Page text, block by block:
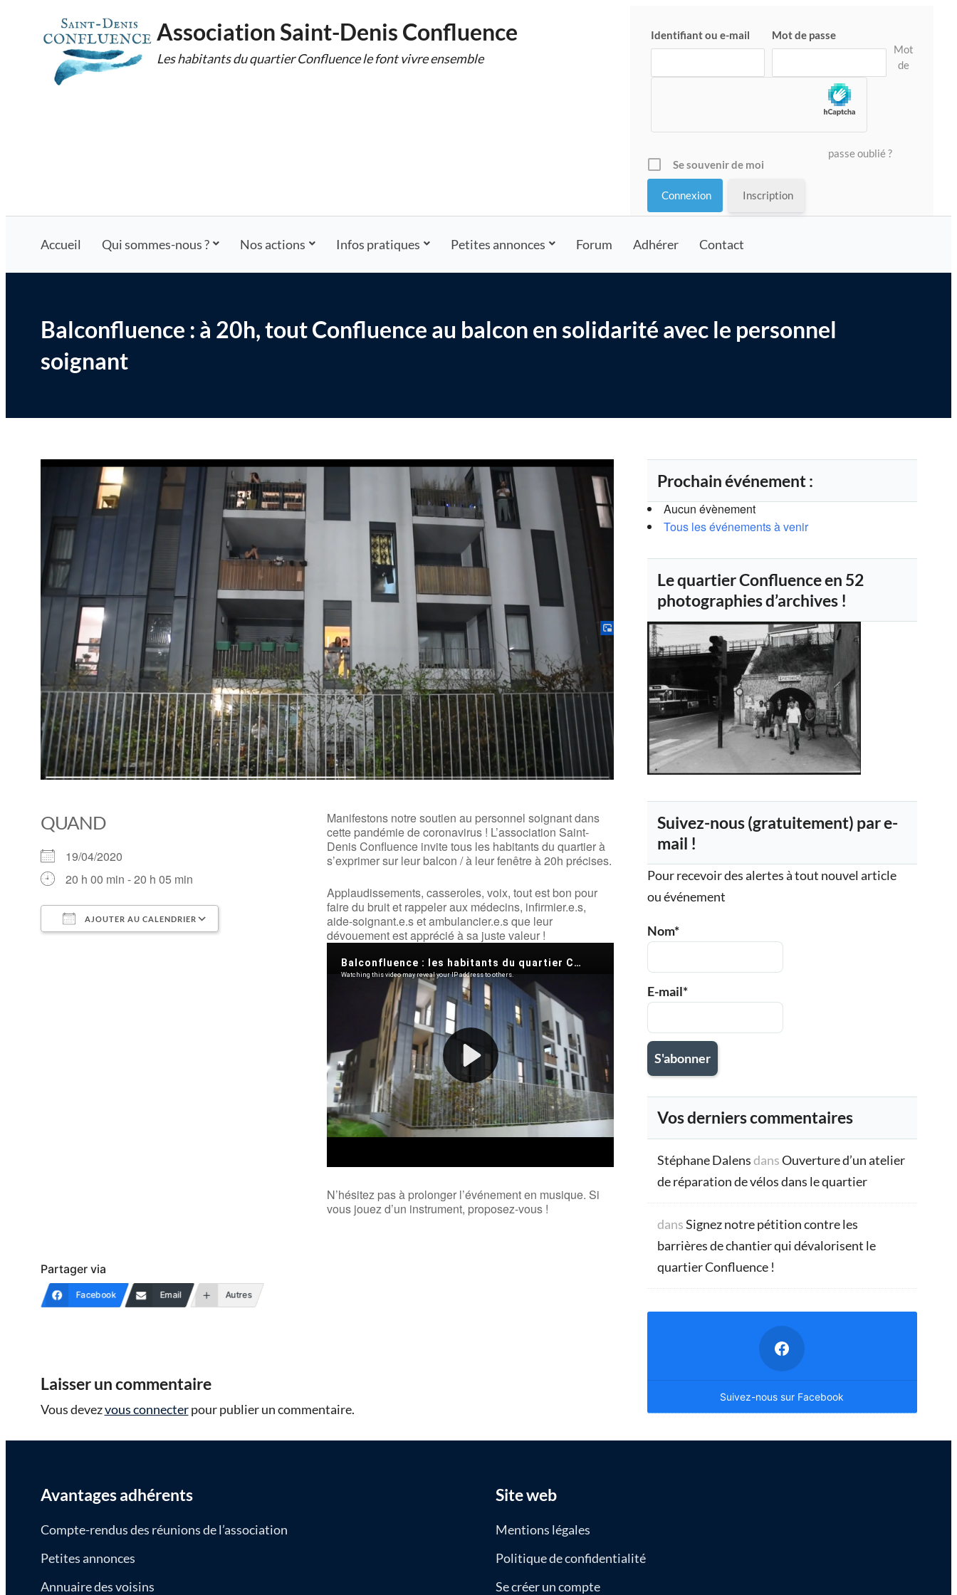
Association Saint-Denis Confluence
Les habitants du quartier Confluence le font vivre ensemble
Identifiant ou e-mail Mot de passe
Se souvenir de moi
Inscription
Mot
de
passe oublié ?
Accueil Qui sommes-nous ? Nos actions Infos pratiques Petites annonces Forum Adhérer Contact
Balconfluence : à 20h, tout Confluence au balcon en solidarité avec le personnel
soignant
QUAND
19/04/2020
20 h 00 min - 20 h 05 min
AJOUTER AU CALENDRIER
iCalendar Office 365 Outlook Live
Manifestons notre soutien au personnel soignant dans
cette pandémie de coronavirus ! L’association Saint-
Denis Confluence invite tous les habitants du quartier à
s’exprimer sur leur balcon / à leur fenêtre à 20h précises.
Applaudissements, casseroles, voix, tout est bon pour
faire du bruit et rappeler aux médecins, infirmier.e.s,
aide-soignant.e.s et ambulancier.e.s que leur
dévouement est apprécié à sa juste valeur !
N’hésitez pas à prolonger l’événement en musique. Si
vous jouez d’un instrument, proposez-vous !
Partager via
Facebook Email Autres
Laisser un commentaire
Vous devezvous connecterpour publier un commentaire.
Prochain événement :
Aucun évènement
Tous les événements à venir
Le quartier Confluence en 52
photographies d’archives !
Suivez-nous (gratuitement) par e-
mail !
Pour recevoir des alertes à tout nouvel article
ou événement
Nom*
E-mail*
Vos derniers commentaires
Stéphane DalensdansOuverture d’un atelier
de réparation de vélos dans le quartier
dansSignez notre pétition contre les
barrières de chantier qui dévalorisent le
quartier Confluence !
Suivez-nous sur Facebook
Avantages adhérents
Compte-rendus des réunions de l’association
Petites annonces
Annuaire des voisins
Site web
Mentions légales
Politique de confidentialité
Se créer un compte